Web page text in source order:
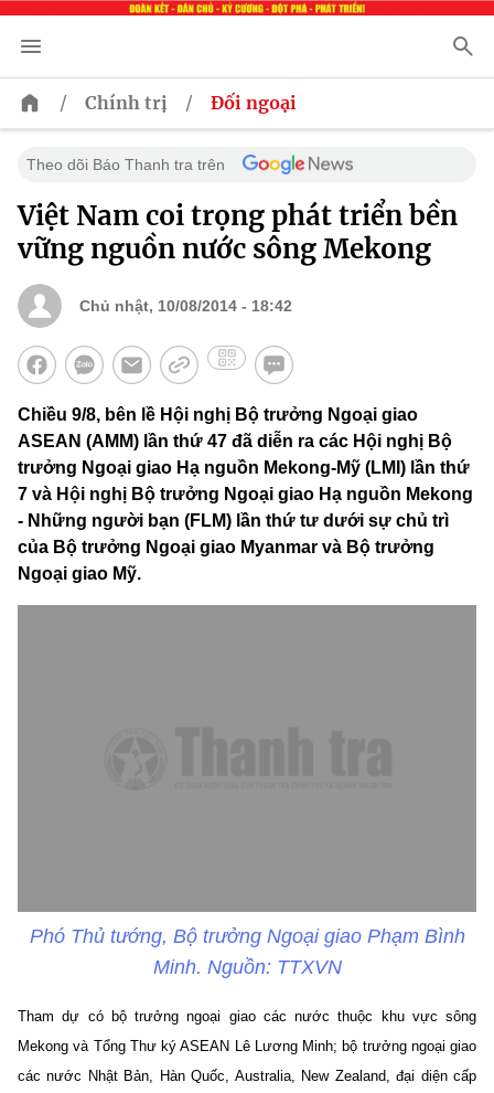
/ Chính trị / Đối ngoại
Theo dõi Báo Thanh tra trên
Việt Nam coi trọng phát triển bền
vững nguồn nước sông Mekong
Chủ nhật, 10/08/2014 - 18:42
Chiều 9/8, bên lề Hội nghị Bộ trưởng Ngoại giao
ASEAN (AMM) lần thứ 47 đã diễn ra các Hội nghị Bộ
trưởng Ngoại giao Hạ nguồn Mekong-Mỹ (LMI) lần thứ
7 và Hội nghị Bộ trưởng Ngoại giao Hạ nguồn Mekong
- Những người bạn (FLM) lần thứ tư dưới sự chủ trì
của Bộ trưởng Ngoại giao Myanmar và Bộ trưởng
Ngoại giao Mỹ.
Phó Thủ tướng, Bộ trưởng Ngoại giao Phạm Bình
Minh. Nguồn: TTXVN
Tham dự có bộ trưởng ngoại giao các nước thuộc khu vực sông
Mekong và Tổng Thư ký ASEAN Lê Lương Minh; bộ trưởng ngoại giao
các nước Nhật Bản, Hàn Quốc, Australia, New Zealand, đại diện cấp